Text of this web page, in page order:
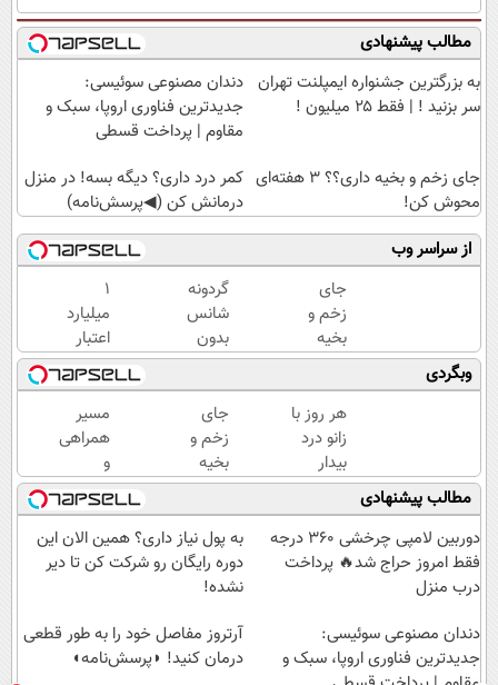
مطالب پیشنهادی
به بزرگترین جشنواره ایمپلنت تهران
سر بزنید ! | فقط ۲۵ میلیون !
دندان مصنوعی سوئیسی:
جدیدترین فناوری اروپا، سبک و
مقاوم | پرداخت قسطی
جای زخم و بخیه داری؟؟ 3 هفته‌ای
محوش کن!
کمر درد داری؟ دیگه بسه! در منزل
درمانش کن (◀پرسش‌نامه)
از سراسر وب
جای
زخم و
بخیه
داری؟؟
3
هفته‌ای
محوش
کن!
گردونه
شانس
بدون
پوچ از
PS5
تا
آیفون17
و بیت
کوین
🔥
۱
میلیارد
اعتبار
خرید
طلا |
بدون
ضامن
و چک
وبگردی
هر روز با
زانو درد
بیدار
می‌شی؟
وقتشه
برای
همیشه
پر کن
جای
زخم و
بخیه
داری؟؟
3
هفته‌ای
محوش
کن!
مسیر
همراهی
و
گزارش
عملکرد
گروه
اسنپ
مطالب پیشنهادی
دوربین لامپی چرخشی 360 درجه
فقط امروز حراج شد🔥 پرداخت
درب منزل
به پول نیاز داری؟ همین الان این
دوره رایگان رو شرکت کن تا دیر
نشده!
دندان مصنوعی سوئیسی:
جدیدترین فناوری اروپا، سبک و
آرتروز مفاصل خود را به طور قطعی
درمان کنید! ◗پرسش‌نامه◖